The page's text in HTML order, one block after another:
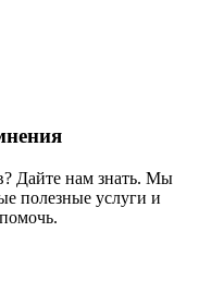
Дайте нам знать. Мы
полезные услуги и